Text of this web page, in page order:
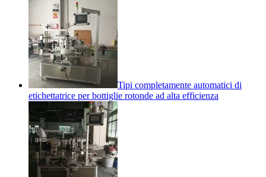
Tipi completamente automatici di
etichettatrice per bottiglie rotonde ad alta efficienza